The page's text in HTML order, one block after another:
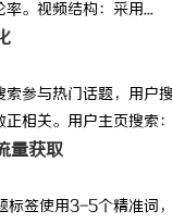
。视频结构：采用...
参与热门话题，用户
相关。用户主页搜索
量获取
标签使用3-5个精准